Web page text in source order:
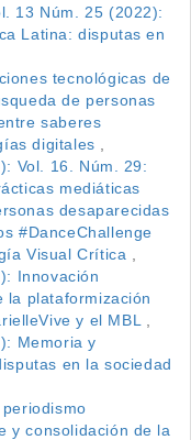
13 Núm. 25 (2022):
Latina: disputas en
tecnológicas de
de personas
saberes
digitales
Vol. 16. Núm. 29:
mediáticas
desaparecidas
#DanceChallenge
Visual Crítica
Innovación
la plataformización
y el MBL
Memoria y
en la sociedad
periodismo
y consolidación de la